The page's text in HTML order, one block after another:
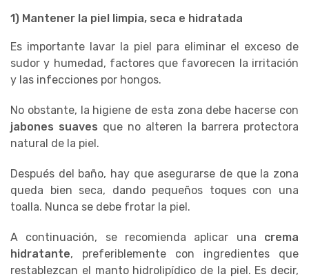
1) Mantener la piel limpia, seca e hidratada
Es importante lavar la piel para eliminar el exceso de
sudor y humedad, factores que favorecen la irritación
y las infecciones por hongos.
No obstante, la higiene de esta zona debe hacerse con
jabones suaves que no alteren la barrera protectora
natural de la piel.
Después del baño, hay que asegurarse de que la zona
queda bien seca, dando pequeños toques con una
toalla. Nunca se debe frotar la piel.
A continuación, se recomienda aplicar una crema
hidratante, preferiblemente con ingredientes que
restablezcan el manto hidrolipídico de la piel. Es decir,